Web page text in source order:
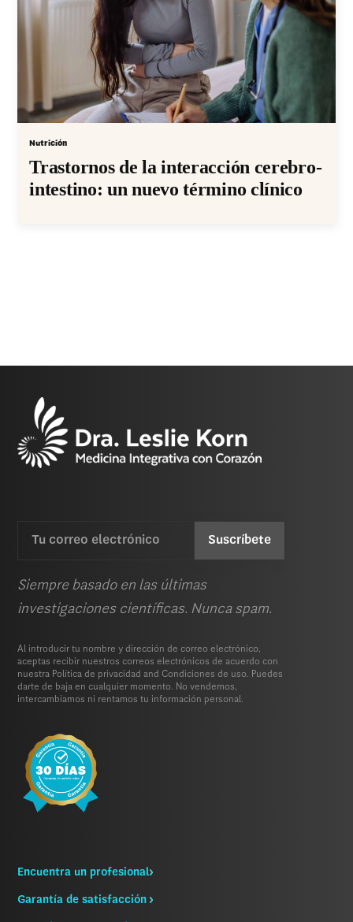
Nutrición
Trastornos de la interacción cerebro-
intestino: un nuevo término clínico
Siempre basado en las últimas
investigaciones científicas. Nunca spam.
Al introducir tu nombre y dirección de correo electrónico,
aceptas recibir nuestros correos electrónicos de acuerdo con
nuestra Política de privacidad and Condiciones de uso. Puedes
darte de baja en cualquier momento. No vendemos,
intercambiamos ni rentamos tu información personal.
Encuentra un profesional
Garantía de satisfacción